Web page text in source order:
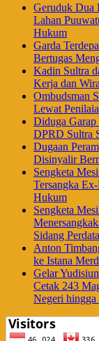
Geruduk Dua
Lahan
Hukum
Garda
Bertugas
Kadin Sultra
Kerja dan
Ombudsman
Lewat
Diduga Garap
DPRD Sultra
Dugaan
Disinyalir
Sengketa
Tersangka
Hukum
Sengketa
Sidang Perdata
Anton
ke Istana
Gelar
Cetak 243
Negeri hingga